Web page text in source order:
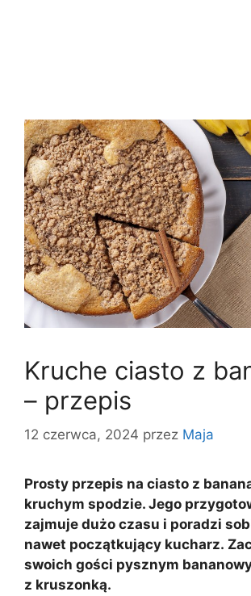
Kruche ciasto z
– przepis
12 czerwca, 2024 przez Maja
Prosty przepis na ciasto z
kruchym spodzie. Jego
zajmuje dużo czasu i poradzi
nawet początkujący kucharz.
swoich gości pysznym
z kruszonką.